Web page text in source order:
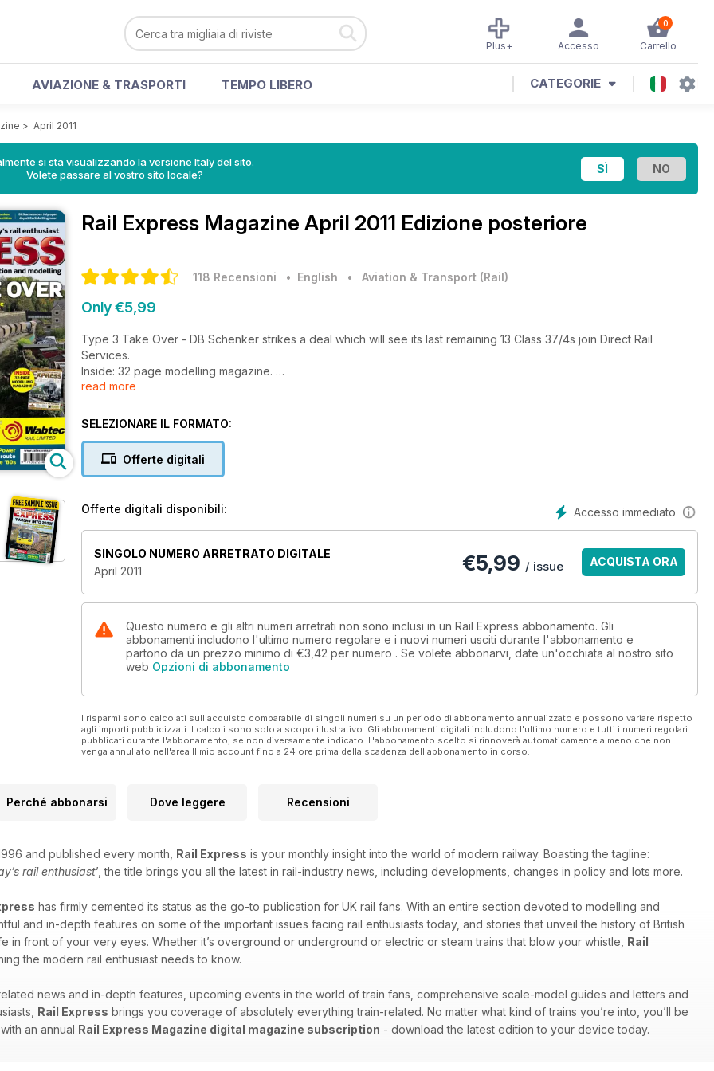
0
Carrello
Accesso
Plus+
AVIAZIONE & TRASPORTI TEMPO LIBERO CATEGORIE
> April 2011
si sta visualizzando la versione Italy del sito.
Volete passare al vostro sito locale?
Rail Express Magazine April 2011 Edizione posteriore
118 Recensioni • English • Aviation & Transport (Rail)
Only €5,99
Type 3 Take Over - DB Schenker strikes a deal which will see its last remaining 13 Class 37/4s join Direct Rail
Services.
Inside: 32 page modelling magazine.
Class 59s Part 2: From Mendip Rail to National Power, Focus on First ScotRail: A-B Link to the Borders route, Major
Government approves Hitachi Intercity Express, Green light for Great Western electrification, Network Rail to be
read more
SELEZIONARE IL FORMATO:
Offerte digitali
Accesso immediato
Offerte digitali disponibili:
SINGOLO NUMERO ARRETRATO DIGITALE
April 2011
€5,99 / issue ACQUISTA ORA
Questo numero e gli altri numeri arretrati non sono inclusi in un Rail Express abbonamento. Gli
abbonamenti includono l'ultimo numero regolare e i nuovi numeri usciti durante l'abbonamento e
partono da un prezzo minimo di €3,42 per numero . Se volete abbonarvi, date un'occhiata al nostro sito
web Opzioni di abbonamento
I risparmi sono calcolati sull'acquisto comparabile di singoli numeri su un periodo di abbonamento annualizzato e possono variare rispetto
agli importi pubblicizzati. I calcoli sono solo a scopo illustrativo. Gli abbonamenti digitali includono l'ultimo numero e tutti i numeri regolari
pubblicati durante l'abbonamento, se non diversamente indicato. L'abbonamento scelto si rinnoverà automaticamente a meno che non
venga annullato nell'area Il mio account fino a 24 ore prima della scadenza dell'abbonamento in corso.
Perché abbonarsi Dove leggere Recensioni
and published every month, Rail Express is your monthly insight into the world of modern railway. Boasting the tagline:
rail enthusiast’, the title brings you all the latest in rail-industry news, including developments, changes in policy and lots more.
has firmly cemented its status as the go-to publication for UK rail fans. With an entire section devoted to modelling and
and in-depth features on some of the important issues facing rail enthusiasts today, and stories that unveil the history of British
in front of your very eyes. Whether it’s overground or underground or electric or steam trains that blow your whistle, Rail
the modern rail enthusiast needs to know.
news and in-depth features, upcoming events in the world of train fans, comprehensive scale-model guides and letters and
Rail Express brings you coverage of absolutely everything train-related. No matter what kind of trains you’re into, you’ll be
an annual Rail Express Magazine digital magazine subscription - download the latest edition to your device today.